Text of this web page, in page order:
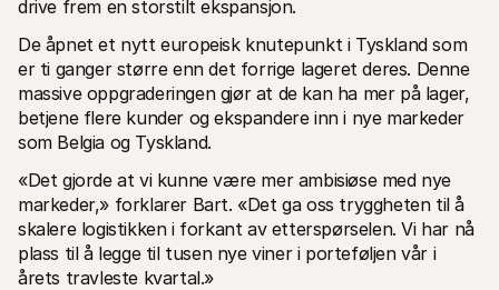
drive frem en storstilt ekspansjon.
De åpnet et nytt europeisk knutepunkt i Tyskland som
er ti ganger større enn det forrige lageret deres. Denne
massive oppgraderingen gjør at de kan ha mer på lager,
betjene flere kunder og ekspandere inn i nye markeder
som Belgia og Tyskland.
«Det gjorde at vi kunne være mer ambisiøse med nye
markeder,» forklarer Bart. «Det ga oss tryggheten til å
skalere logistikken i forkant av etterspørselen. Vi har nå
plass til å legge til tusen nye viner i porteføljen vår i
årets travleste kvartal.»